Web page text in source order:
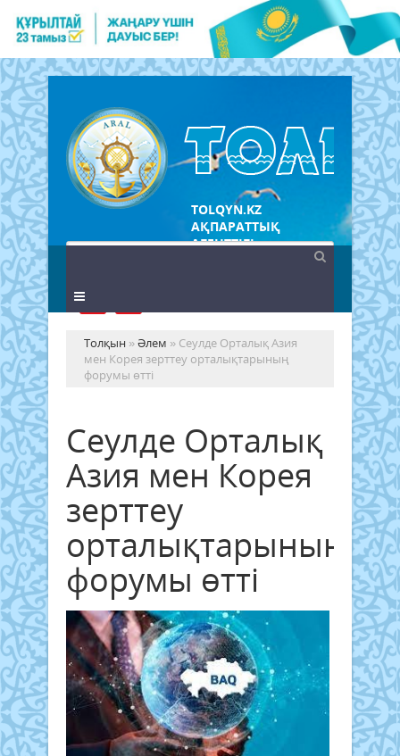
TOLQYN.KZ
АҚПАРАТТЫҚ
АГЕНТТІГІ
Толқын »Әлем » Сеулде Орталық Азия
мен Корея зерттеу орталықтарының
форумы өтті
Сеулде Орталық
Азия мен Корея
зерттеу
орталықтарының
форумы өтті